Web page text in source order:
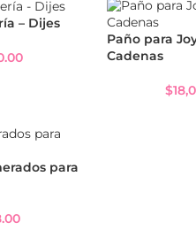
– Dijes
Paño para
Cadenas
$
para